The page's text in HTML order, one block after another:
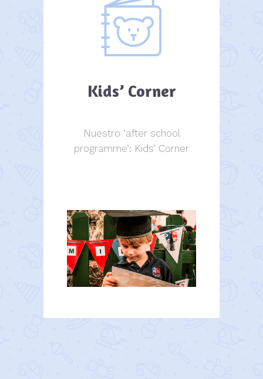
Kids’ Corner
Nuestro ‘after school
programme’: Kids’ Corner